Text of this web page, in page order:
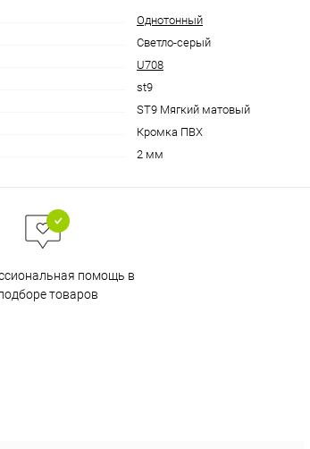
Однотонный
Светло-серый
U708
st9
ST9 Мягкий матовый
Кромка ПВХ
2 мм
помощь в
товаров